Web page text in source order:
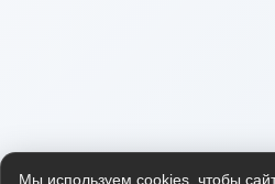
Мы используем cookies, чтобы